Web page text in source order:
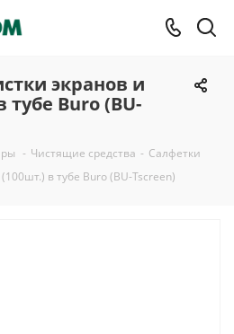
экранов и
тубе Buro (BU-
- Чистящие средства - Салфетки
в тубе Buro (BU-Tscreen)